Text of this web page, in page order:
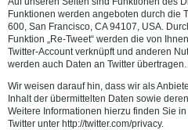
Funktionen werden angeboten durch die
600, San Francisco, CA 94107, USA.
Funktion „Re-Tweet“ werden die von
Twitter-Account verknüpft und anderen
werden auch Daten an Twitter übertragen.
Wir weisen darauf hin, dass wir als
Inhalt der übermittelten Daten sowie
Weitere Informationen hierzu finden Sie
Twitter unter http://twitter.com/privacy.